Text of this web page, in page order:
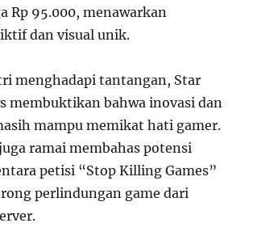
Rp 95.000, menawarkan
dan visual unik.
menghadapi tantangan, Star
membuktikan bahwa inovasi dan
mampu memikat hati gamer.
ramai membahas potensi
petisi “Stop Killing Games”
perlindungan game dari